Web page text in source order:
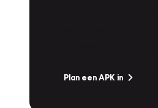
Plan een APK in